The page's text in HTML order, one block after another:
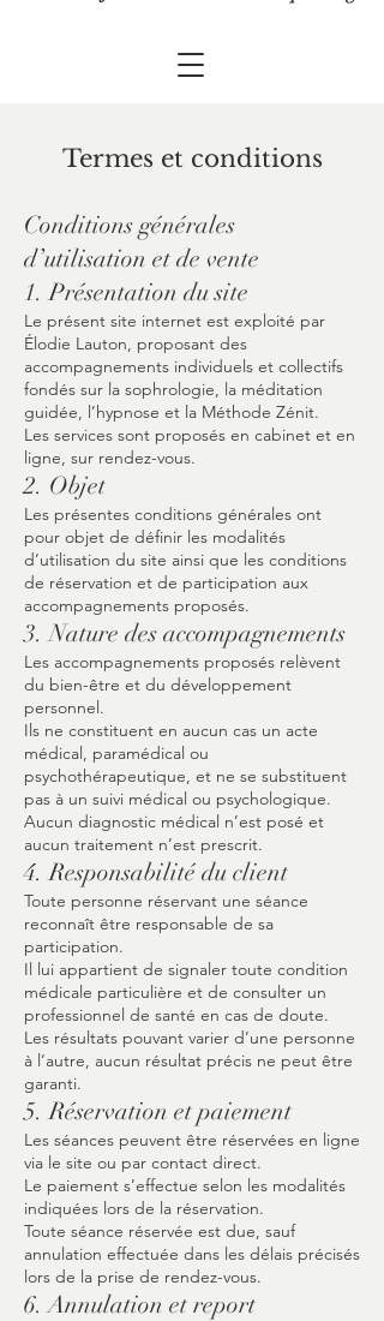
Termes et conditions
Conditions générales
d’utilisation et de vente
1. Présentation du site
Le présent site internet est exploité par
Élodie Lauton, proposant des
accompagnements individuels et collectifs
fondés sur la sophrologie, la méditation
guidée, l’hypnose et la Méthode Zénit.
Les services sont proposés en cabinet et en
ligne, sur rendez-vous.
2. Objet
Les présentes conditions générales ont
pour objet de définir les modalités
d’utilisation du site ainsi que les conditions
de réservation et de participation aux
accompagnements proposés.
3. Nature des accompagnements
Les accompagnements proposés relèvent
du bien-être et du développement
personnel.
Ils ne constituent en aucun cas un acte
médical, paramédical ou
psychothérapeutique, et ne se substituent
pas à un suivi médical ou psychologique.
Aucun diagnostic médical n’est posé et
aucun traitement n’est prescrit.
4. Responsabilité du client
Toute personne réservant une séance
reconnaît être responsable de sa
participation.
Il lui appartient de signaler toute condition
médicale particulière et de consulter un
professionnel de santé en cas de doute.
Les résultats pouvant varier d’une personne
à l’autre, aucun résultat précis ne peut être
garanti.
5. Réservation et paiement
Les séances peuvent être réservées en ligne
via le site ou par contact direct.
Le paiement s’effectue selon les modalités
indiquées lors de la réservation.
Toute séance réservée est due, sauf
annulation effectuée dans les délais précisés
lors de la prise de rendez-vous.
6. Annulation et report